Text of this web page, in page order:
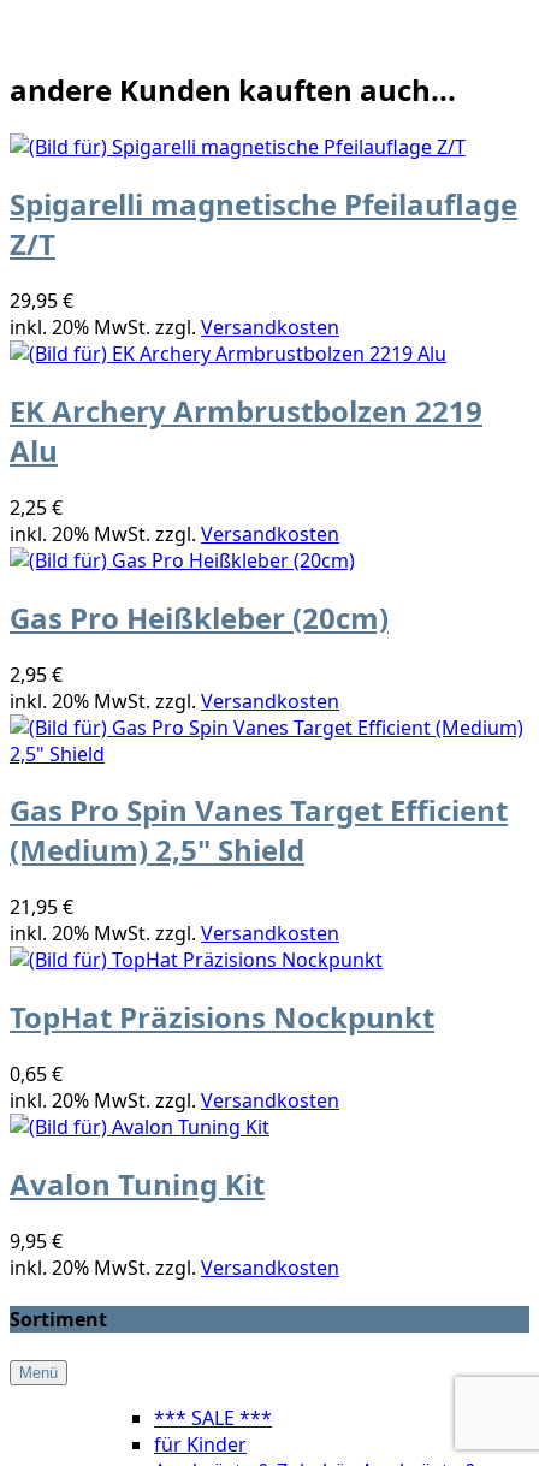
andere Kunden kauften auch...
Spigarelli magnetische Pfeilauflage
Z/T
29,95 €
inkl. 20% MwSt. zzgl. Versandkosten
EK Archery Armbrustbolzen 2219
Alu
2,25 €
inkl. 20% MwSt. zzgl. Versandkosten
Gas Pro Heißkleber (20cm)
2,95 €
inkl. 20% MwSt. zzgl. Versandkosten
Gas Pro Spin Vanes Target Efficient
(Medium) 2,5" Shield
21,95 €
inkl. 20% MwSt. zzgl. Versandkosten
TopHat Präzisions Nockpunkt
0,65 €
inkl. 20% MwSt. zzgl. Versandkosten
Avalon Tuning Kit
9,95 €
inkl. 20% MwSt. zzgl. Versandkosten
Sortiment
Menü
*** SALE ***
für Kinder